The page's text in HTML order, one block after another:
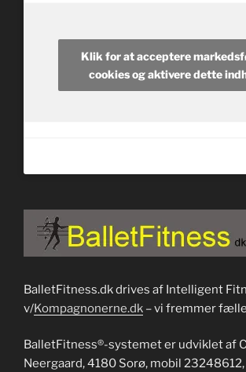
Klik for at acceptere
cookies og aktivere dette
BalletFitness.dk drives af Intelligent
v/Kompagnonerne.dk – vi fremmer
BalletFitness®-systemet er udviklet af
Neergaard, 4180 Sorø, mobil 23248612,